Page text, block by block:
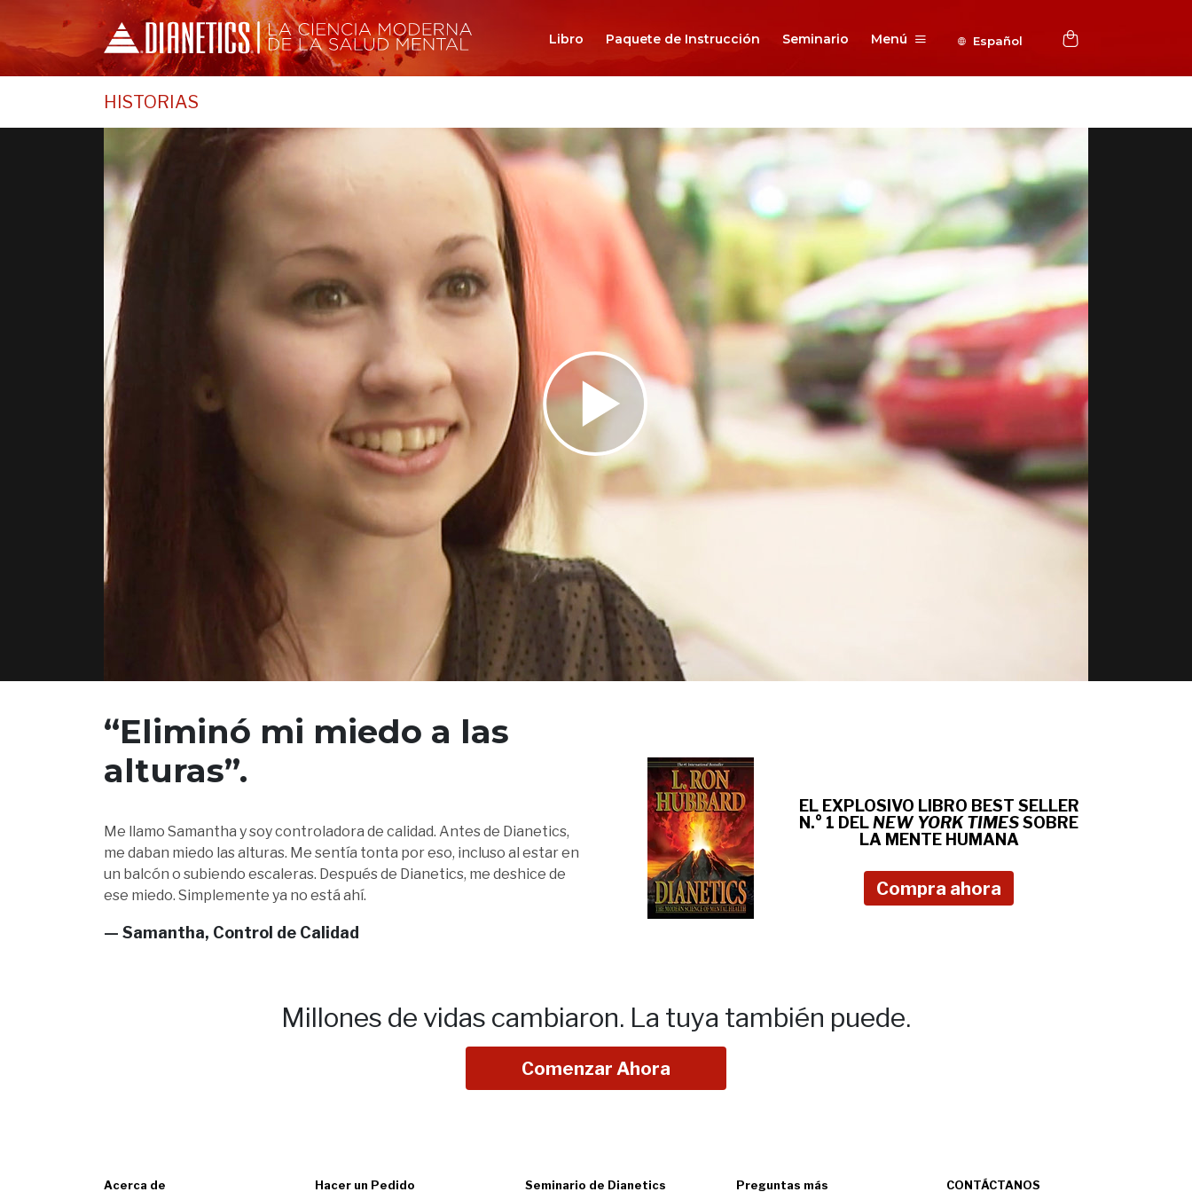
Libro Paquete de Instrucción Seminario Menú Español
HISTORIAS
Play
Video
“Eliminó mi miedo a las
alturas”.
Me llamo Samantha y soy controladora de calidad. Antes de Dianetics,
me daban miedo las alturas. Me sentía tonta por eso, incluso al estar en
un balcón o subiendo escaleras. Después de Dianetics, me deshice de
ese miedo. Simplemente ya no está ahí.
— Samantha, Control de Calidad
EL EXPLOSIVO LIBRO BEST SELLER
N.° 1 DELNEW YORK TIMESSOBRE
LA MENTE HUMANA
Compra ahora
Millones de vidas cambiaron. La tuya también puede.
Comenzar Ahora
Acerca de Hacer un Pedido Seminario de Dianetics Preguntas más CONTÁCTANOS